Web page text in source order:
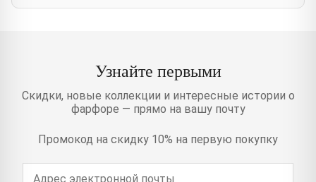
Узнайте первыми
Скидки, новые коллекции и интересные истории о
фарфоре — прямо на вашу почту
Промокод на скидку 10% на первую покупку